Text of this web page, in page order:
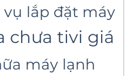
vụ lắp đặt máy
chưa tivi giá
máy lạnh